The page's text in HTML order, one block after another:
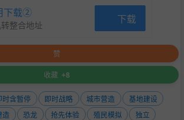
逸的恐龙数量开始失控。数百万只恐龙在
了人类的家园和基础设施，将大片地区变
荒地并导致全球供应链崩溃。
复失地的艰巨任务。作为专业团队的一
肆虐的恐龙，为人类重建家园和重新定
明的未来掌握在你的手中。
下载②
整合地址 下载
赞
收藏 +8
时含暂停 即时战略 城市营造
基地建设
造 恐龙 抢先体验 殖民模拟
独立